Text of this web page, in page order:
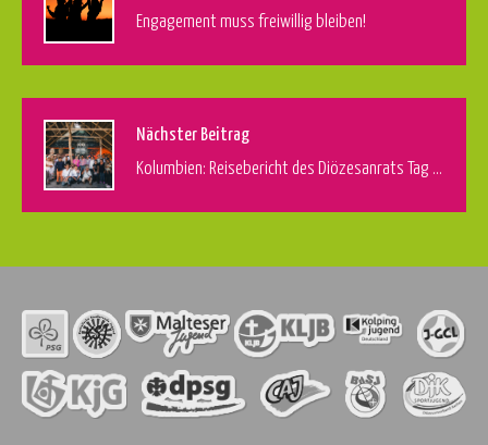
Engagement muss freiwillig bleiben!
Nächster Beitrag
Kolumbien: Reisebericht des Diözesanrats Tag 1-5